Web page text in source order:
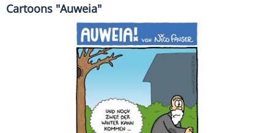
Cartoons "Auweia"